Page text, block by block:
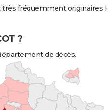
fréquemment originaires
?
de décès.